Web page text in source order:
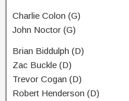
Charlie Colon (G)
John Noctor (G)
Brian Biddulph (D)
Zac Buckle (D)
Trevor Cogan (D)
Robert Henderson (D)